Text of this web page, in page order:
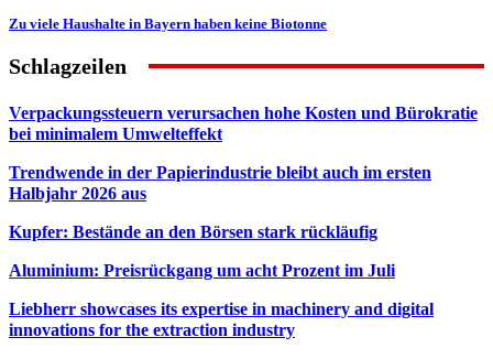
Zu viele Haushalte in Bayern haben keine Biotonne
Schlagzeilen
Verpackungssteuern verursachen hohe Kosten und Bürokratie
bei minimalem Umwelteffekt
Trendwende in der Papierindustrie bleibt auch im ersten
Halbjahr 2026 aus
Kupfer: Bestände an den Börsen stark rückläufig
Aluminium: Preisrückgang um acht Prozent im Juli
Liebherr showcases its expertise in machinery and digital
innovations for the extraction industry